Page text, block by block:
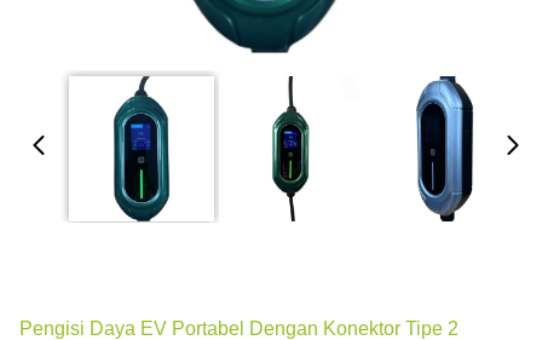
Pengisi Daya EV Portabel Dengan Konektor Tipe 2